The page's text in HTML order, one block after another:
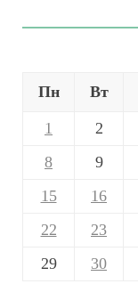
Пн
Вт
1 2
8
9
15
16
22
23
29
30